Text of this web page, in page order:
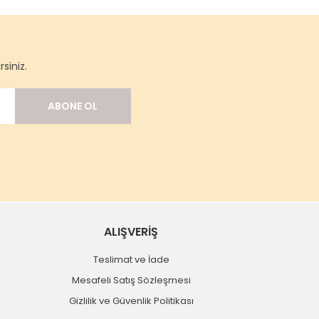
ABONE OL
ALIŞVERİŞ
Teslimat ve İade
Mesafeli Satış Sözleşmesi
Gizlilik ve Güvenlik Politikası